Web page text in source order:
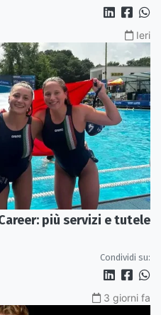
Ieri
più servizi e tutele
Condividi su:
3 giorni fa